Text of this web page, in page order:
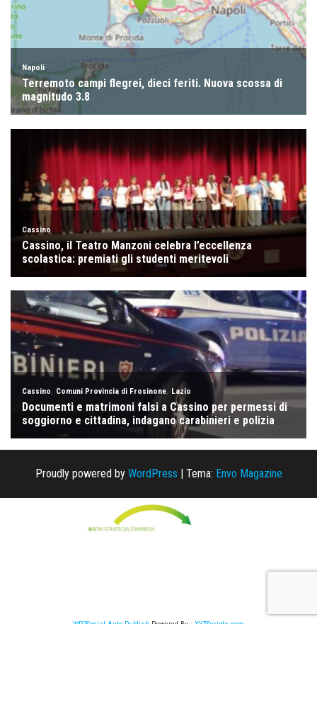
Proudly powered by WordPress | Tema: Envo Magazine
WP2Social Auto Publish Powered By : XYZScripts.com